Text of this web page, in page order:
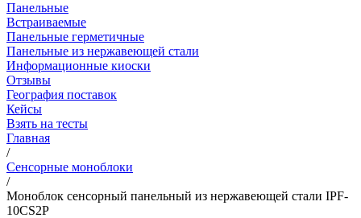
Панельные
Встраиваемые
Панельные герметичные
Панельные из нержавеющей стали
Информационные киоски
Отзывы
География поставок
Кейсы
Взять на тесты
Главная
/
Сенсорные моноблоки
/
Моноблок сенсорный панельный из нержавеющей стали IPF-
10CS2P